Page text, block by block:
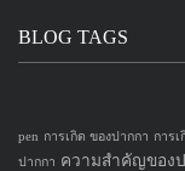
BLOG TAGS
pen การเกิด ของปากกา การ
ปากกา ความสำคัญของ